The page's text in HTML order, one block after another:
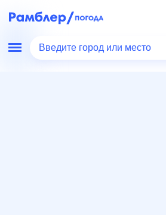
Введите город или место